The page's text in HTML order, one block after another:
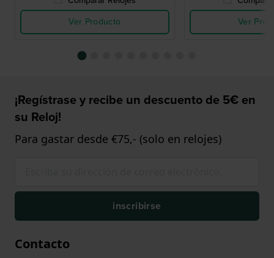
Ver Producto
Ver
¡Regístrase y recibe un descuento de 5€ en
su Reloj!
Para gastar desde €75,- (solo en relojes)
inscribirse
Contacto